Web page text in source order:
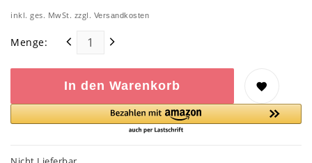
inkl. ges. MwSt. zzgl. Versandkosten
Menge:
In den Warenkorb